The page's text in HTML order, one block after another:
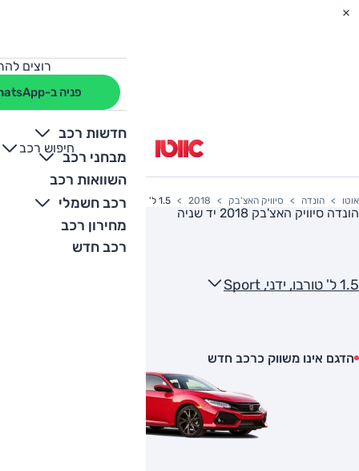
רוצים
פניה ב-WhatsApp
חדשות רכב
מבחני רכב
השוואות רכב
רכב חשמלי
מחירון רכב
רכב חדש
חיפוש רכב
+
-
אוטו הונדה סיוויק האצ'בק 2018 1.5 ל' טורבו, ידני, Sport
הונדה סיוויק האצ'בק 2018 יד שניה
1.5 ל' טורבו, ידני, Sport
הדגם אינו משווק כרכב חדש